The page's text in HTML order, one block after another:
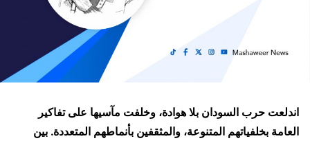
اندلعت حرب السودان بلا هوادة، وخلفت مآسيها على تفاكير
العامة بخلفياتهم المتنوعة، والمثقفين بأنماطهم المتعددة. بين